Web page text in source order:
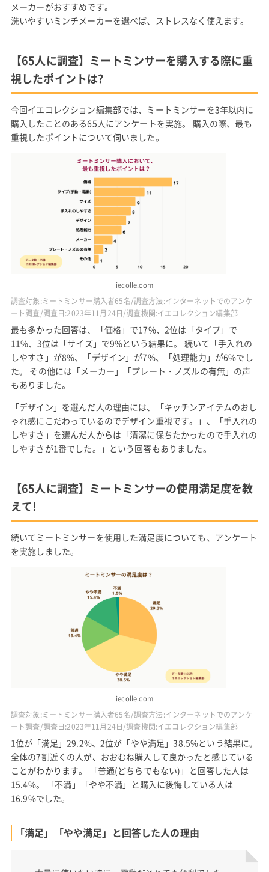
メーカーがおすすめです。
洗いやすいミンチメーカーを選べば、ストレスなく使えます。
【65人に調査】ミートミンサーを購入する際に重
視したポイントは?
今回イエコレクション編集部では、ミートミンサーを3年以内に
購入したことのある65人にアンケートを実施。 購入の際、最も
重視したポイントについて伺いました。
iecolle.com
調査対象:ミートミンサー購入者65名/調査方法:インターネットでのアンケ
ート調査/調査日:2023年11月24日/調査機関:イエコレクション編集部
最も多かった回答は、「価格」で17%、2位は「タイプ」で
11%、3位は「サイズ」で9%という結果に。 続いて「手入れの
しやすさ」が8%、「デザイン」が7%、「処理能力」が6%でし
た。 その他には「メーカー」「プレート・ノズルの有無」の声
もありました。
「デザイン」を選んだ人の理由には、「キッチンアイテムのおし
ゃれ感にこだわっているのでデザイン重視です。」、「手入れの
しやすさ」を選んだ人からは「清潔に保ちたかったので手入れの
しやすさが1番でした。」という回答もありました。
【65人に調査】ミートミンサーの使用満足度を教
えて!
続いてミートミンサーを使用した満足度についても、アンケート
を実施しました。
iecolle.com
調査対象:ミートミンサー購入者65名/調査方法:インターネットでのアンケ
ート調査/調査日:2023年11月24日/調査機関:イエコレクション編集部
1位が「満足」29.2%、2位が「やや満足」38.5%という結果に。
全体の7割近くの人が、おおむね購入して良かったと感じている
ことがわかります。 「普通(どちらでもない)」と回答した人は
15.4%。 「不満」「やや不満」と購入に後悔している人は
16.9%でした。
「満足」「やや満足」と回答した人の理由